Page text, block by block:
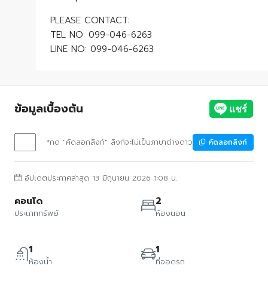
PLEASE CONTACT:
TEL NO: 099-046-6263
LINE NO: 099-046-6263
ข้อมูลเบื้องต้น
*กด "คัดลอกลิงก์" ลิงก์จะไม่เป็นภาษาต่างดาว คัดลอกลิงก์
อัปเดตประกาศล่าสุด 13 มิถุนายน 2026 1:08 น.
คอนโด
ประเภททรัพย์
2
ห้องนอน
1
ห้องน้ำ
1
ที่จอดรถ